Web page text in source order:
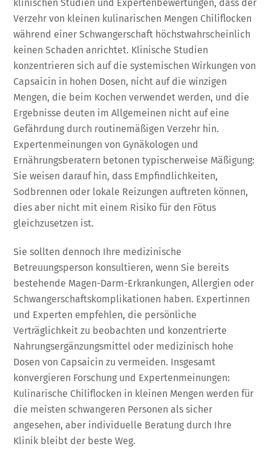
klinischen Studien und Expertenbewertungen, dass der
Verzehr von kleinen kulinarischen Mengen Chiliflocken
während einer Schwangerschaft höchstwahrscheinlich
keinen Schaden anrichtet. Klinische Studien
konzentrieren sich auf die systemischen Wirkungen von
Capsaicin in hohen Dosen, nicht auf die winzigen
Mengen, die beim Kochen verwendet werden, und die
Ergebnisse deuten im Allgemeinen nicht auf eine
Gefährdung durch routinemäßigen Verzehr hin.
Expertenmeinungen von Gynäkologen und
Ernährungsberatern betonen typischerweise Mäßigung:
Sie weisen darauf hin, dass Empfindlichkeiten,
Sodbrennen oder lokale Reizungen auftreten können,
dies aber nicht mit einem Risiko für den Fötus
gleichzusetzen ist.
Sie sollten dennoch Ihre medizinische
Betreuungsperson konsultieren, wenn Sie bereits
bestehende Magen-Darm-Erkrankungen, Allergien oder
Schwangerschaftskomplikationen haben. Expertinnen
und Experten empfehlen, die persönliche
Verträglichkeit zu beobachten und konzentrierte
Nahrungsergänzungsmittel oder medizinisch hohe
Dosen von Capsaicin zu vermeiden. Insgesamt
konvergieren Forschung und Expertenmeinungen:
Kulinarische Chiliflocken in kleinen Mengen werden für
die meisten schwangeren Personen als sicher
angesehen, aber individuelle Beratung durch Ihre
Klinik bleibt der beste Weg.